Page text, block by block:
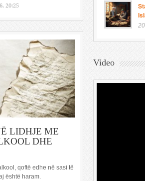
20:25
LIDHJE ME
DHE
qoftë edhe në sasi të
është haram.
Video